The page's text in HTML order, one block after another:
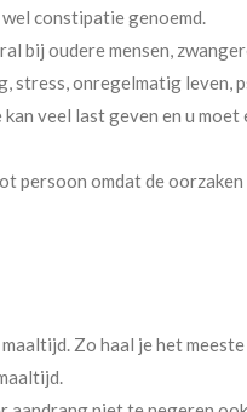
constipatie genoemd.
bij oudere mensen,
stress, onregelmatig leven,
veel last geven en u
persoon omdat de
Zo haal je het